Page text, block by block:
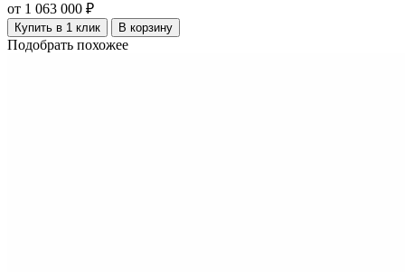
от 1 063 000 ₽
Купить в 1 клик В корзину
Подобрать похожее